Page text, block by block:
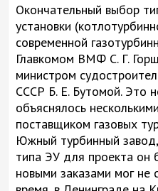
Окончательный выбор
установки
современной
Главкомом ВМФ С. Г.
министром
СССР Б. Е. Бутомой. Это
объяснялось
поставщиком газовых
Южный турбинный
типа ЭУ для проекта он
новыми заказами мог не